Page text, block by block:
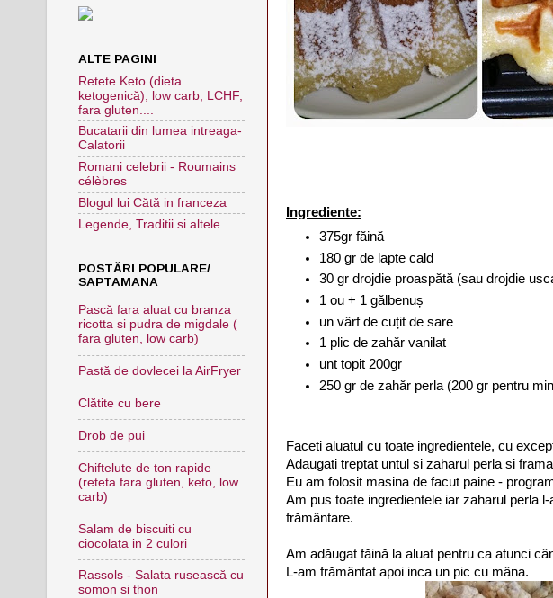
Ingrediente:
375gr făină
180 gr de lapte cald
30 gr drojdie proaspătă (sau drojdie
1 ou + 1 gălbenuș
un vârf de cuțit de sare
1 plic de zahăr vanilat
unt topit 200gr
250 gr de zahăr perla (200 gr pentru
Faceti aluatul cu toate ingredientele, cu
Adaugati treptat untul si zaharul perla si
Eu am folosit masina de facut paine -
Am pus toate ingredientele iar zaharul perla
frământare.
Am adăugat făină la aluat pentru ca atunci
L-am frământat apoi inca un pic cu mâna.
ALTE PAGINI
Retete Keto (dieta
ketogenică), low carb, LCHF,
fara gluten....
Bucatarii din lumea intreaga-
Calatorii
Romani celebrii - Roumains
célèbres
Blogul lui Cătă in franceza
Legende, Traditii si altele....
POSTĂRI POPULARE/
SAPTAMANA
Pască fara aluat cu branza
ricotta si pudra de migdale (
fara gluten, low carb)
Pastă de dovlecei la AirFryer
Clătite cu bere
Drob de pui
Chiftelute de ton rapide
(reteta fara gluten, keto, low
carb)
Salam de biscuiti cu
ciocolata in 2 culori
Rassols - Salata rusească cu
somon si thon